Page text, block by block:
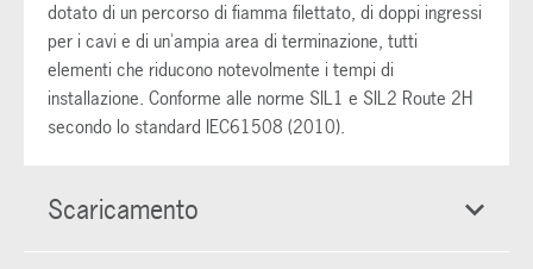
dotato di un percorso di fiamma filettato, di doppi ingressi
per i cavi e di un'ampia area di terminazione, tutti
elementi che riducono notevolmente i tempi di
installazione. Conforme alle norme SIL1 e SIL2 Route 2H
secondo lo standard IEC61508 (2010).
Scaricamento